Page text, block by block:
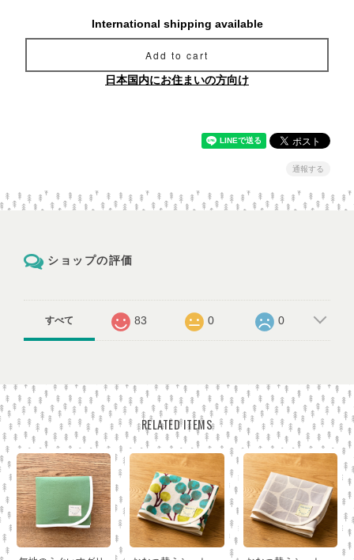
International shipping available
Add to cart
日本国内にお住まいの方向け
通報する
ショップの評価
すべて 83 0 0
RELATED ITEMS